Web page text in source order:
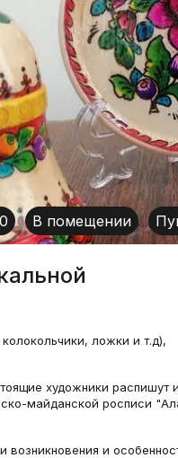
В помещении
ложки и т.д),
художники распишут и
майданской росписи
возникновения и